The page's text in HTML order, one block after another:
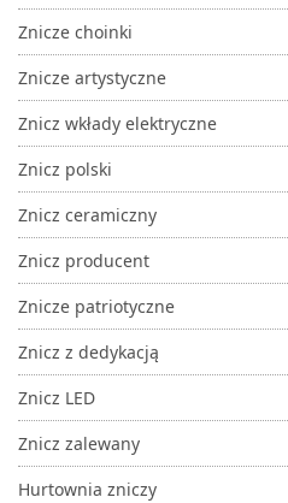
Znicze choinki
Znicze artystyczne
Znicz wkłady elektryczne
Znicz polski
Znicz ceramiczny
Znicz producent
Znicze patriotyczne
Znicz z dedykacją
Znicz LED
Znicz zalewany
Hurtownia zniczy